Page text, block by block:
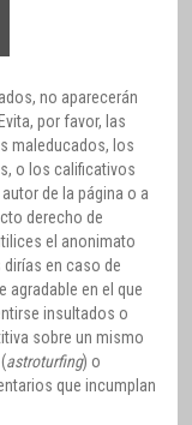
no aparecerán
por favor, las
maleducados, los
o los calificativos
de la página o a
derecho de
el anonimato
en caso de
agradable en el que
insultados o
sobre un mismo
astroturfing) o
que incumplan